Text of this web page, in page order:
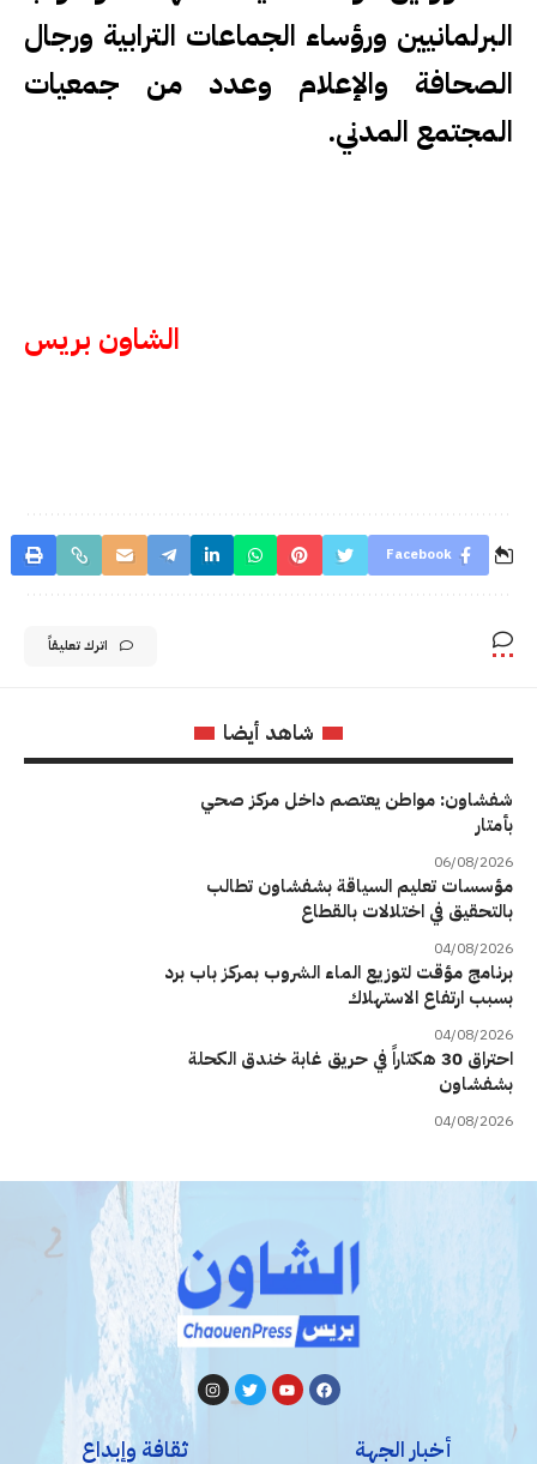
البرلمانيين ورؤساء الجماعات الترابية ورجال
الصحافة والإعلام وعدد من جمعيات
المجتمع المدني.
الشاون بريس
Facebook
اترك تعليقاً
شاهد أيضا
شفشاون: مواطن يعتصم داخل مركز صحي
بأمتار
06/08/2026
مؤسسات تعليم السياقة بشفشاون تطالب
بالتحقيق في اختلالات بالقطاع
04/08/2026
برنامج مؤقت لتوزيع الماء الشروب بمركز باب برد
بسبب ارتفاع الاستهلاك
04/08/2026
احتراق 30 هكتاراً في حريق غابة خندق الكحلة
بشفشاون
04/08/2026
أخبار الجهة ثقافة وإبداع